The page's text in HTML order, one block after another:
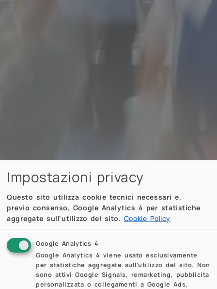
Impostazioni privacy
Questo sito utilizza cookie tecnici necessari e,
previo consenso, Google Analytics 4 per statistiche
aggregate sull'utilizzo del sito. Cookie Policy
Google Analytics 4
Google Analytics 4 viene usato esclusivamente
per statistiche aggregate sull'utilizzo del sito. Non
sono attivi Google Signals, remarketing, pubblicita
personalizzata o collegamenti a Google Ads.